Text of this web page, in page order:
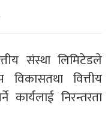
संस्था लिमिटेडले
वित्तीय
कार्यलाई निरन्तरता